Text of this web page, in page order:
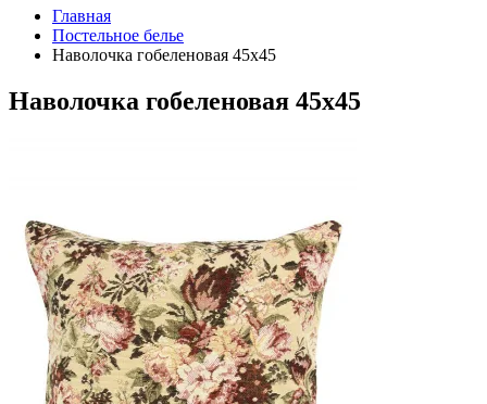
Главная
Постельное белье
Наволочка гобеленовая 45х45
Наволочка гобеленовая 45х45